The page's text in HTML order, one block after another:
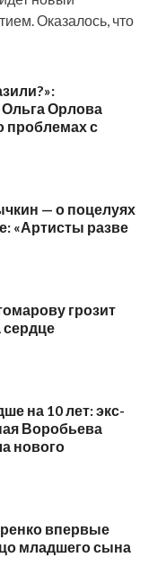
Оказалось, что
Орлова
проблемах с
— о поцелуях
«Артисты разве
грозит
сердце
на 10 лет: экс-
Воробьева
нового
впервые
младшего сына